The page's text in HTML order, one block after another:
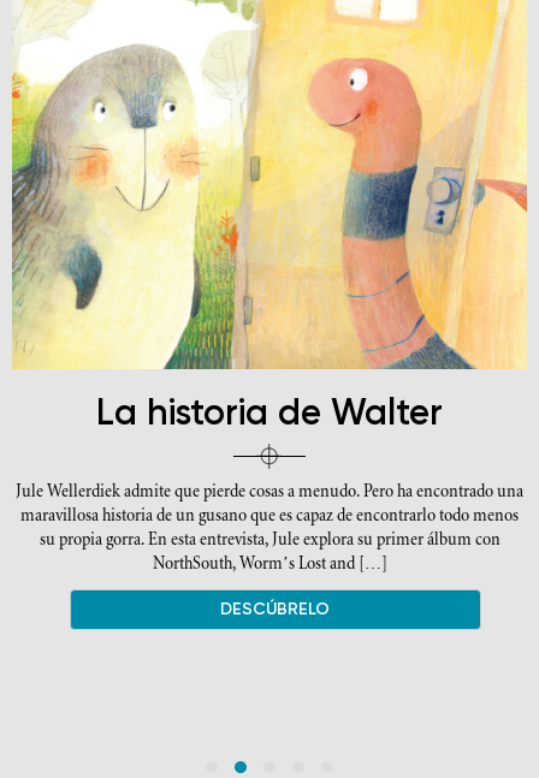
La historia de Walter
Jule Wellerdiek admite que pierde cosas a menudo. Pero ha encontrado una
maravillosa historia de un gusano que es capaz de encontrarlo todo menos
su propia gorra. En esta entrevista, Jule explora su primer álbum con
NorthSouth, Worm’s Lost and […]